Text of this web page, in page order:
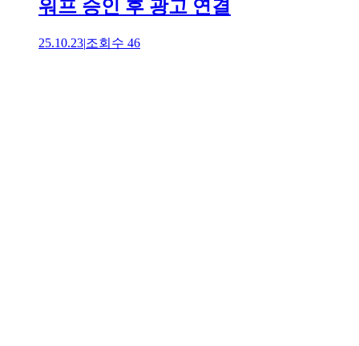
워프 승인 후 광고 연결
25.10.23|조회수 46